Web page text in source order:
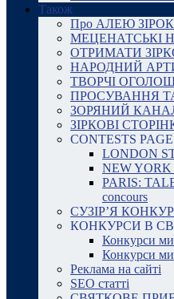
Також
Про АЛЕЮ
МЕЦЕНАТСЬКІ
ОТРИМАТИ
НАРОДНИЙ
ТВОРЧІ
ПРОСУВАННЯ
ЗОРЯНИЙ
ЗІРКОВІ
CONTESTS
LONDON
NEW YORK
PARIS:
concours
СУЗІР’Я
КОНКУРСИ В
Конкурси
Конкурси
Реклама на сайті
SEO статті